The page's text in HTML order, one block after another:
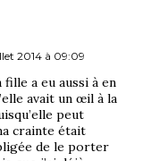
2014 à 09:09
a eu aussi à en
avait un œil à la
peut
crainte était
de le porter